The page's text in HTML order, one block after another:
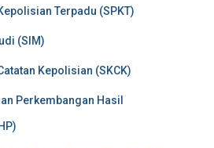
Terpadu (SPKT)
(SIM)
Kepolisian (SKCK)
Perkembangan Hasil